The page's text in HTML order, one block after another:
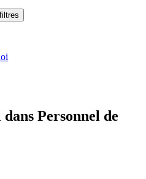
Personnel de